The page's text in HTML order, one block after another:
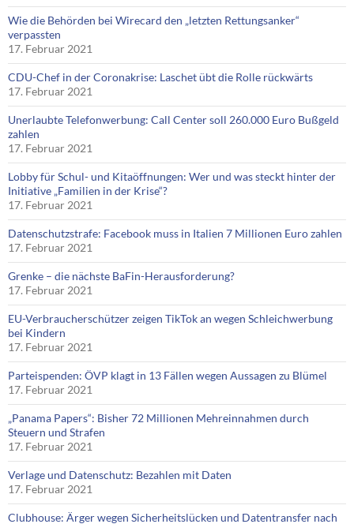
Wie die Behörden bei Wirecard den „letzten Rettungsanker“
verpassten
17. Februar 2021
CDU-Chef in der Coronakrise: Laschet übt die Rolle rückwärts
17. Februar 2021
Unerlaubte Telefonwerbung: Call Center soll 260.000 Euro Bußgeld
zahlen
17. Februar 2021
Lobby für Schul- und Kitaöffnungen: Wer und was steckt hinter der
Initiative „Familien in der Krise“?
17. Februar 2021
Datenschutzstrafe: Facebook muss in Italien 7 Millionen Euro zahlen
17. Februar 2021
Grenke – die nächste BaFin-Herausforderung?
17. Februar 2021
EU-Verbraucherschützer zeigen TikTok an wegen Schleichwerbung
bei Kindern
17. Februar 2021
Parteispenden: ÖVP klagt in 13 Fällen wegen Aussagen zu Blümel
17. Februar 2021
„Panama Papers“: Bisher 72 Millionen Mehreinnahmen durch
Steuern und Strafen
17. Februar 2021
Verlage und Datenschutz: Bezahlen mit Daten
17. Februar 2021
Clubhouse: Ärger wegen Sicherheitslücken und Datentransfer nach